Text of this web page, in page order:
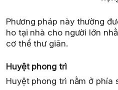
Phương pháp này thường
ho tại nhà cho người lớn
cơ thể thư giãn.
Huyệt phong trì
Huyệt phong trì nằm ở phía